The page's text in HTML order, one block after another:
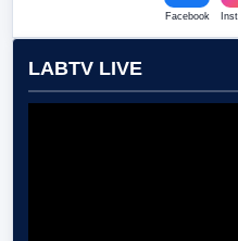
Facebook
LABTV LIVE